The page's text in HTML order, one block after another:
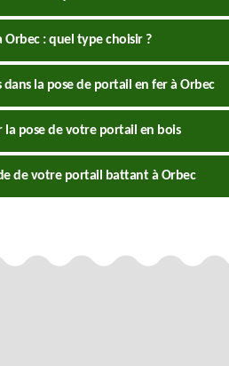
Orbec : quel type choisir ?
dans la pose de portail en fer à Orbec
la pose de votre portail en bois
de votre portail battant à Orbec